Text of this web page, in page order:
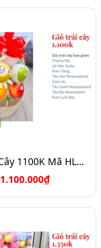
Giỏ Trái Cây 1100K Mã HL1111
1.100.000₫